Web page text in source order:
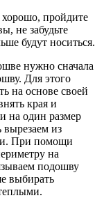
хорошо, пройдите
не забудьте
будут носиться.
нужно сначала
Для этого
на основе своей
края и
на один размер
из
При помощи
на
подошву
выбирать